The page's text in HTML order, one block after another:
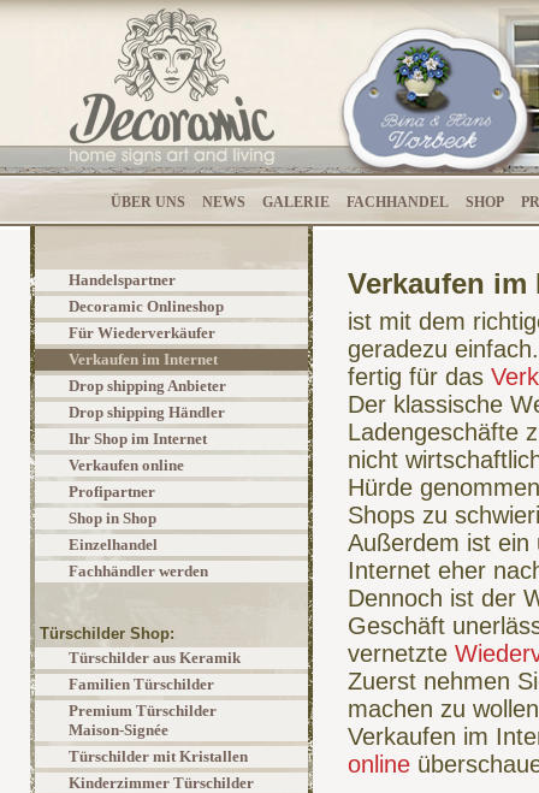
ÜBER UNS NEWS GALERIE FACHHANDEL SHOP
Handelspartner
Decoramic Onlineshop
Für Wiederverkäufer
Verkaufen im Internet
Drop shipping Anbieter
Drop shipping Händler
Ihr Shop im Internet
Verkaufen online
Profipartner
Shop in Shop
Einzelhandel
Fachhändler werden
Türschilder Shop:
Türschilder aus Keramik
Familien Türschilder
Premium Türschilder
Maison-Signée
Türschilder mit Kristallen
Kinderzimmer Türschilder
Verkaufen im
ist mit dem
geradezu
fertig für das
Der klassische
Ladengeschäfte
nicht
Hürde
Shops zu
Außerdem ist ein
Internet eher
Dennoch ist der
Geschäft
vernetzte
Zuerst nehmen
machen zu
Verkaufen im
online